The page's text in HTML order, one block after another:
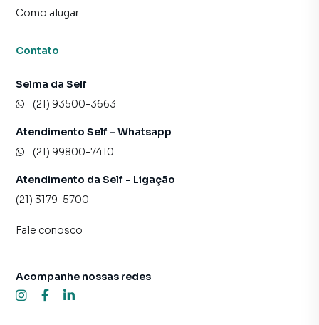
Como alugar
Contato
Selma da Self
(21) 93500-3663
Atendimento Self - Whatsapp
(21) 99800-7410
Atendimento da Self - Ligação
(21) 3179-5700
Fale conosco
Acompanhe nossas redes